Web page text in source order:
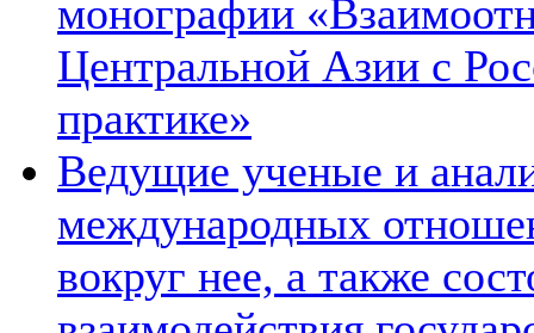
монографии
Центральной Азии с
практике»
Ведущие ученые и
международных
вокруг нее, а также